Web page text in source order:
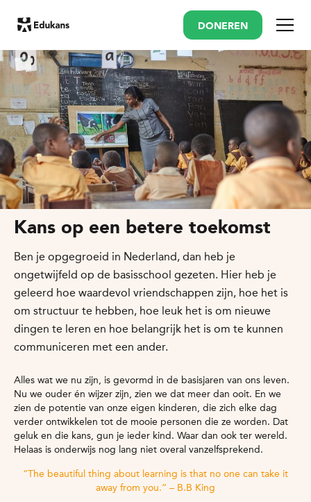
DONEREN Menu
Kans op een betere toekomst
Ben je opgegroeid in Nederland, dan heb je
ongetwijfeld op de basisschool gezeten. Hier heb je
geleerd hoe waardevol vriendschappen zijn, hoe het is
om structuur te hebben, hoe leuk het is om nieuwe
dingen te leren en hoe belangrijk het is om te kunnen
communiceren met een ander.
Alles wat we nu zijn, is gevormd in de basisjaren van ons leven.
Nu we ouder én wijzer zijn, zien we dat meer dan ooit. En we
zien de potentie van onze eigen kinderen, die zich elke dag
verder ontwikkelen tot de mooie personen die ze worden. Dat
geluk en die kans, gun je ieder kind. Waar dan ook ter wereld.
Helaas is onderwijs nog lang niet overal vanzelfsprekend.
“The beautiful thing about learning is that no one can take it
away from you.” – B.B King